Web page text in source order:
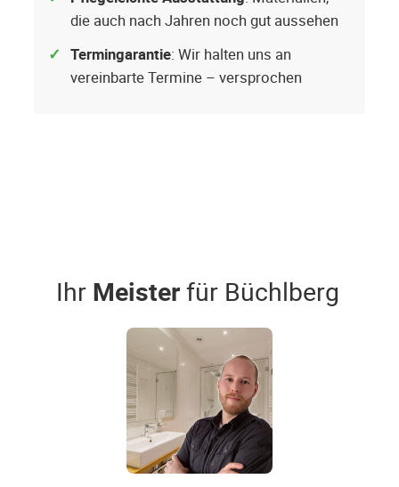
die auch nach Jahren noch gut aussehen
Termingarantie: Wir halten uns an
vereinbarte Termine – versprochen
Ihr Meisterfür Büchlberg